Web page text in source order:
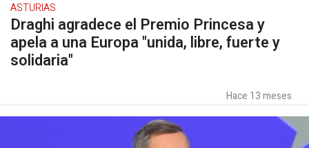
ASTURIAS
Draghi agradece el Premio Princesa y
apela a una Europa "unida, libre, fuerte y
solidaria"
Hace 13 meses